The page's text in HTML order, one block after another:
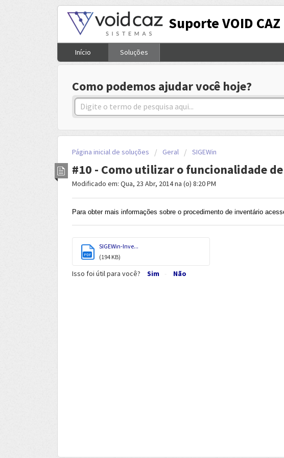
Suporte VOID CAZ
Início Soluções
Como podemos ajudar você hoje?
Página inicial de soluções Geral SIGEWin
#10 - Como utilizar o funcionalidade
Modificado em: Qua, 23 Abr, 2014 na (o) 8:20 PM
Para obter mais informações sobre o procedimento de inventário
PDF
SIGEWin-Inve...
(194 KB)
Isso foi útil para você? Sim Não